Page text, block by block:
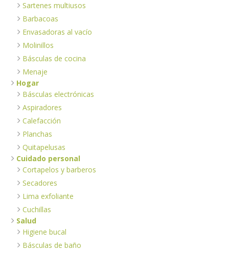
Sartenes multiusos
Barbacoas
Envasadoras al vacío
Molinillos
Básculas de cocina
Menaje
Hogar
Básculas electrónicas
Aspiradores
Calefacción
Planchas
Quitapelusas
Cuidado personal
Cortapelos y barberos
Secadores
Lima exfoliante
Cuchillas
Salud
Higiene bucal
Básculas de baño